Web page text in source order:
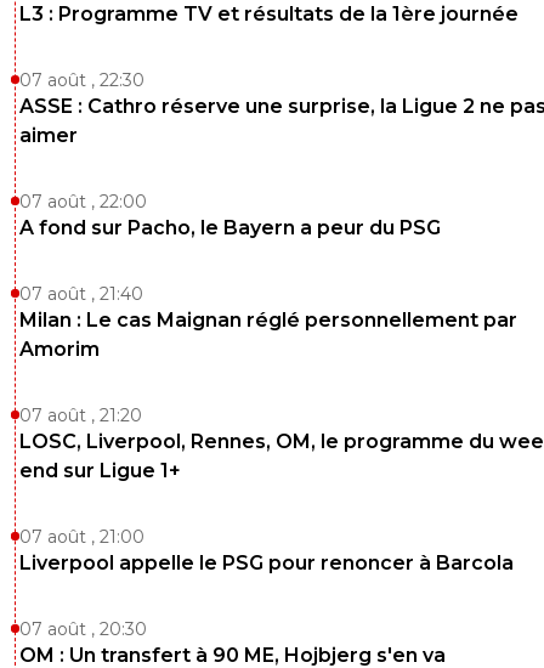
L3 : Programme TV et résultats de la 1ère journée
07 août , 22:30
ASSE : Cathro réserve une surprise, la Ligue 2 ne
aimer
07 août , 22:00
A fond sur Pacho, le Bayern a peur du PSG
07 août , 21:40
Milan : Le cas Maignan réglé personnellement par
Amorim
07 août , 21:20
LOSC, Liverpool, Rennes, OM, le programme du
end sur Ligue 1+
07 août , 21:00
Liverpool appelle le PSG pour renoncer à Barcola
07 août , 20:30
OM : Un transfert à 90 ME, Hojbjerg s'en va